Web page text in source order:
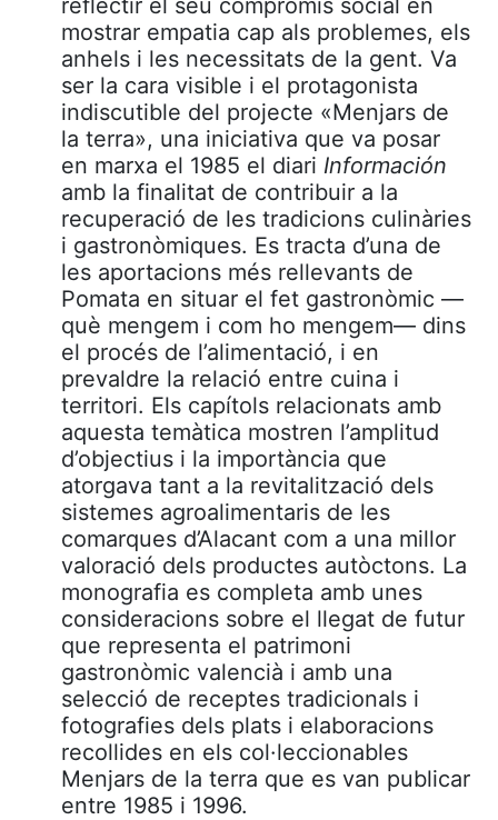
mostrar empatia cap als problemes, els
anhels i les necessitats de la gent. Va
ser la cara visible i el protagonista
indiscutible del projecte «Menjars de
la terra», una iniciativa que va posar
en marxa el 1985 el diari Información
amb la finalitat de contribuir a la
recuperació de les tradicions culinàries
i gastronòmiques. Es tracta d’una de
les aportacions més rellevants de
Pomata en situar el fet gastronòmic —
què mengem i com ho mengem— dins
el procés de l’alimentació, i en
prevaldre la relació entre cuina i
territori. Els capítols relacionats amb
aquesta temàtica mostren l’amplitud
d’objectius i la importància que
atorgava tant a la revitalització dels
sistemes agroalimentaris de les
comarques d’Alacant com a una millor
valoració dels productes autòctons. La
monografia es completa amb unes
consideracions sobre el llegat de futur
que representa el patrimoni
gastronòmic valencià i amb una
selecció de receptes tradicionals i
fotografies dels plats i elaboracions
recollides en els col·leccionables
Menjars de la terra que es van publicar
entre 1985 i 1996.